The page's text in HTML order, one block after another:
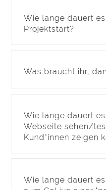
Wie lange dauert
Projektstart?
Was braucht ihr,
Wie lange dauert
Webseite sehen/
Kund*innen zeigen
Wie lange dauert